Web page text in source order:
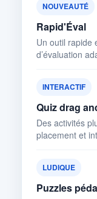
NOUVEAUTÉ
Rapid'Éval
Un outil rapide
d’évaluation
INTERACTIF
Quiz drag
Des activités
placement et
LUDIQUE
Puzzles